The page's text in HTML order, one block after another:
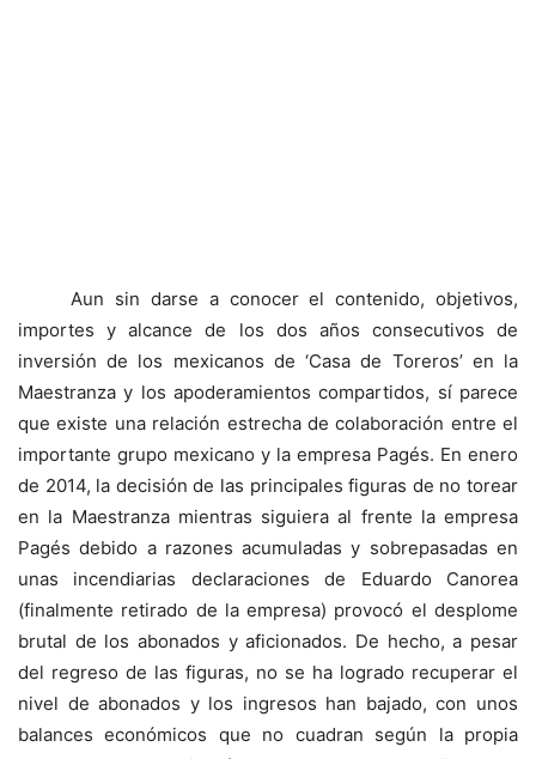
Aun sin darse a conocer el contenido, objetivos,
importes y alcance de los dos años consecutivos de
inversión de los mexicanos de ‘Casa de Toreros’ en la
Maestranza y los apoderamientos compartidos, sí parece
que existe una relación estrecha de colaboración entre el
importante grupo mexicano y la empresa Pagés. En enero
de 2014, la decisión de las principales figuras de no torear
en la Maestranza mientras siguiera al frente la empresa
Pagés debido a razones acumuladas y sobrepasadas en
unas incendiarias declaraciones de Eduardo Canorea
(finalmente retirado de la empresa) provocó el desplome
brutal de los abonados y aficionados. De hecho, a pesar
del regreso de las figuras, no se ha logrado recuperar el
nivel de abonados y los ingresos han bajado, con unos
balances económicos que no cuadran según la propia